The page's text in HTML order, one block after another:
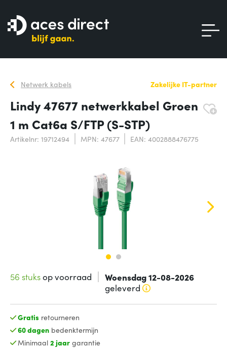
Netwerk kabels Zakelijke IT-partner
Lindy 47677 netwerkkabel Groen
1 m Cat6a S/FTP (S-STP)
Artikelnr: 19712494 MPN: 47677 EAN: 4002888476775
56 stuksop voorraad Woensdag 12-08-2026
geleverd
Gratis retourneren
60 dagenbedenktermijn
Minimaal 2 jaargarantie